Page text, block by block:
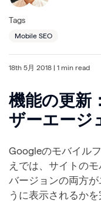
Tags
Mobile SEO
18th 5月 2018 | 1 min read
機能の更新
ザーエージ
Googleのモバイル
えでは、サイトの
バージョンの両方
うに表示されるか